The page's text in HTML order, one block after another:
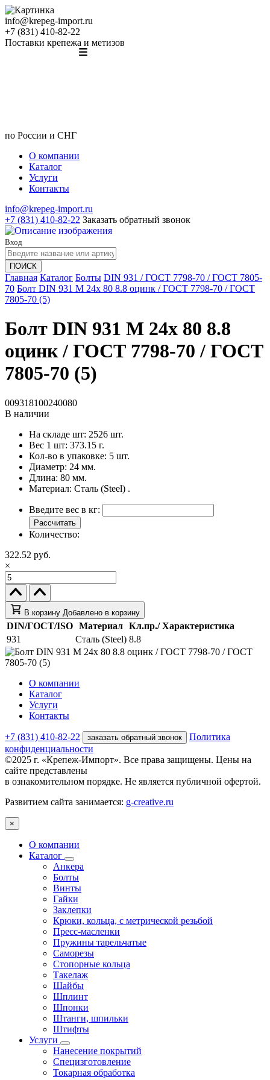
info@krepeg-import.ru
+7 (831) 410-82-22
Поставки крепежа и метизов
по России и СНГ
О компании
Каталог
Услуги
Контакты
info@krepeg-import.ru
+7 (831) 410-82-22 Заказать обратный звонок
Вход
ПОИСК
Главная Каталог Болты DIN 931 / ГОСТ 7798-70 / ГОСТ 7805-
70 Болт DIN 931 M 24x 80 8.8 оцинк / ГОСТ 7798-70 / ГОСТ
7805-70 (5)
Болт DIN 931 M 24x 80 8.8
оцинк / ГОСТ 7798-70 / ГОСТ
7805-70 (5)
009318100240080
В наличии
На складе шт: 2526 шт.
Вес 1 шт: 373.15 г.
Кол-во в упаковке: 5 шт.
Диаметр: 24 мм.
Длина: 80 мм.
Материал: Сталь (Steel) .
Введите вес в кг:
Рассчитать
Количество:
322.52 руб.
×
В корзину Добавлено в корзину
DIN/ГОСТ/ISO Материал Кл.пр./ Характеристика
931
Сталь (Steel) 8.8
О компании
Каталог
Услуги
Контакты
+7 (831) 410-82-22 заказать обратный звонок
Политика
конфиденциальности
©2025 г. «Крепеж-Импорт». Все права защищены. Цены на
сайте представлены
в ознакомительном порядке. Не является публичной офертой.
Развитием сайта занимается: g-creative.ru
×
О компании
Каталог
Анкера
Болты
Винты
Гайки
Заклепки
Крюки, кольца, с метрической резьбой
Пресс-масленки
Пружины тарельчатые
Саморезы
Стопорные кольца
Такелаж
Шайбы
Шплинт
Шпонки
Штанги, шпильки
Штифты
Услуги
Нанесение покрытий
Специзготовление
Токарная обработка